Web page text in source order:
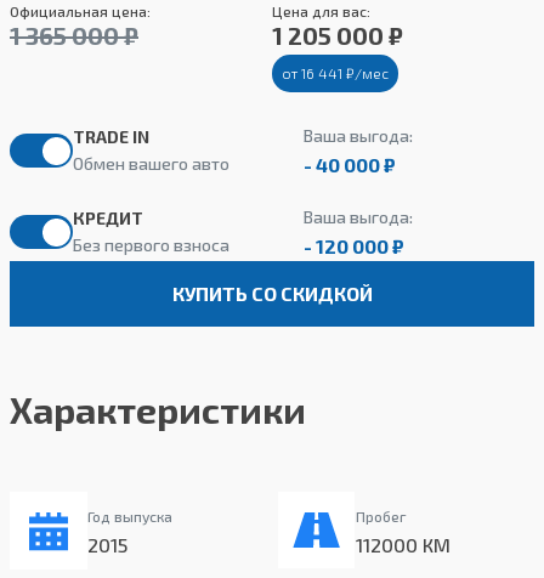
Официальная цена:
1 365 000 ₽
Цена для вас:
1 205 000 ₽
от 16 441 ₽/мес
TRADE IN
Обмен вашего авто
Ваша выгода:
- 40 000 ₽
КРЕДИТ
Без первого взноса
Ваша выгода:
- 120 000 ₽
КУПИТЬ СО СКИДКОЙ
Характеристики
Год выпуска
2015
Пробег
112000 КМ